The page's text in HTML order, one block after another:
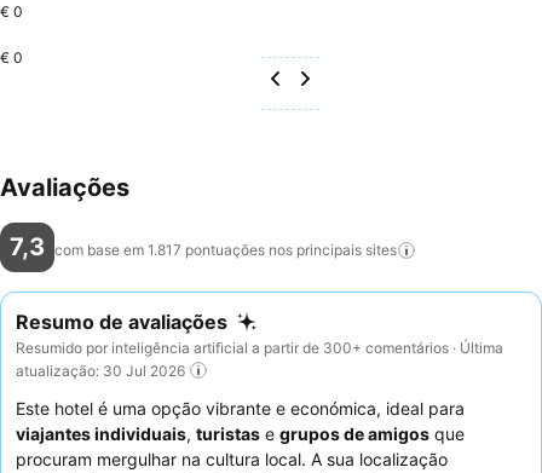
€ 0
€ 0
Avaliações
7,3 com base em 1.817 pontuações nos principais sites
Resumo de avaliações
Resumido por inteligência artificial a partir de 300+ comentários · Última
atualização: 30 Jul 2026
Este hotel é uma opção vibrante e económica, ideal para
viajantes individuais, turistas e grupos de amigos que
procuram mergulhar na cultura local. A sua localização